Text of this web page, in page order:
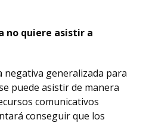
no quiere asistir a
negativa generalizada para
puede asistir de manera
comunicativos
conseguir que los